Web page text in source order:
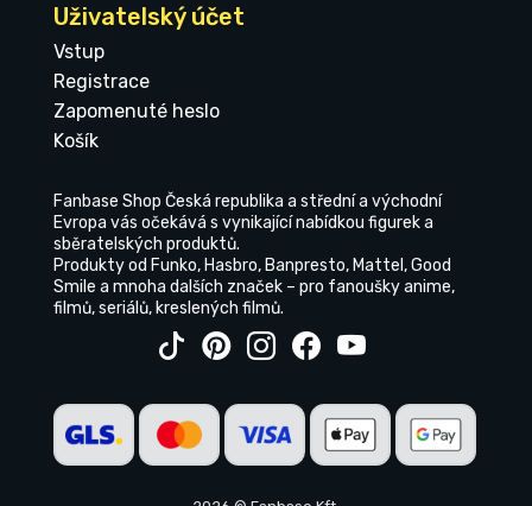
Uživatelský účet
Vstup
Registrace
Zapomenuté heslo
Košík
Fanbase Shop Česká republika a střední a východní
Evropa vás očekává s vynikající nabídkou figurek a
sběratelských produktů.
Produkty od Funko, Hasbro, Banpresto, Mattel, Good
Smile a mnoha dalších značek – pro fanoušky anime,
filmů, seriálů, kreslených filmů.